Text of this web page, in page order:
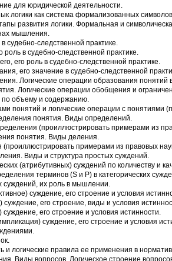
для юридической деятельности.
логики как система формализованных символов.
развития логики. Формальная и
мышления.
судебно-следственной практике.
роль в судебно-следственной практике.
его роль в судебно-следственной практике.
его значение в судебно-следственной
Логические операции образования понятий
Логические операции обобщения и
объему и содержанию.
понятий и логические операции с понятиями
понятия. Виды определений.
(проиллюстрировать примерами из
понятия. Виды деления.
примерами из правовых
Виды и структура простых суждений.
(атрибутивных) суждений по количеству и
терминов (S и Р) в категорических
суждений, их роль в мышлении.
суждение, его строение и условия
его строение, виды и условия
его строение и условия истинности.
суждение, его строение и условия
и логические правила ее применения в
Виды вопросов. Логическое строение